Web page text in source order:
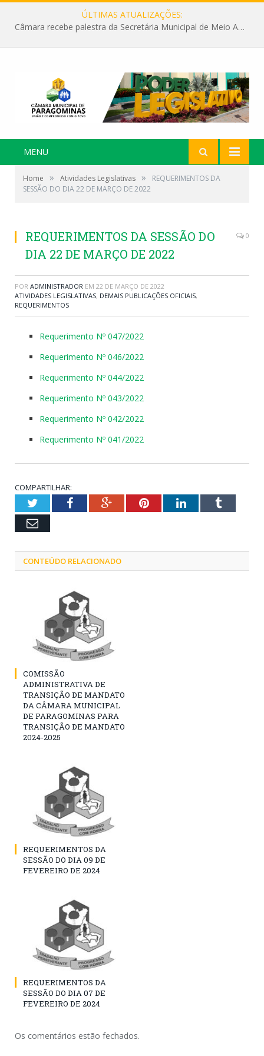
ÚLTIMAS ATUALIZAÇÕES:
Câmara recebe palestra da Secretária Municipal de Meio Ambiente sobre as ações da “SEMANA DO MEIO AMBIENTE”
MENU
Home » Atividades Legislativas »
REQUERIMENTOS DA
SESSÃO DO DIA 22 DE MARÇO DE 2022
REQUERIMENTOS DA SESSÃO DO
DIA 22 DE MARÇO DE 2022
0
POR ADMINISTRADOR EM 22 DE MARÇO DE 2022
ATIVIDADES LEGISLATIVAS, DEMAIS PUBLICAÇÕES OFICIAIS,
REQUERIMENTOS
Requerimento Nº 047/2022
Requerimento Nº 046/2022
Requerimento Nº 044/2022
Requerimento Nº 043/2022
Requerimento Nº 042/2022
Requerimento Nº 041/2022
COMPARTILHAR:
TwitterFacebookGoogle+PinterestLinkedInTumblr
Email
CONTEÚDO RELACIONADO
COMISSÃO
ADMINISTRATIVA DE
TRANSIÇÃO DE MANDATO
DA CÂMARA MUNICIPAL
DE PARAGOMINAS PARA
TRANSIÇÃO DE MANDATO
2024-2025
REQUERIMENTOS DA
SESSÃO DO DIA 09 DE
FEVEREIRO DE 2024
REQUERIMENTOS DA
SESSÃO DO DIA 07 DE
FEVEREIRO DE 2024
Os comentários estão fechados.